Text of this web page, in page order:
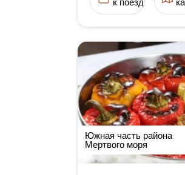
к поездке
Южная часть района
Мертвого моря